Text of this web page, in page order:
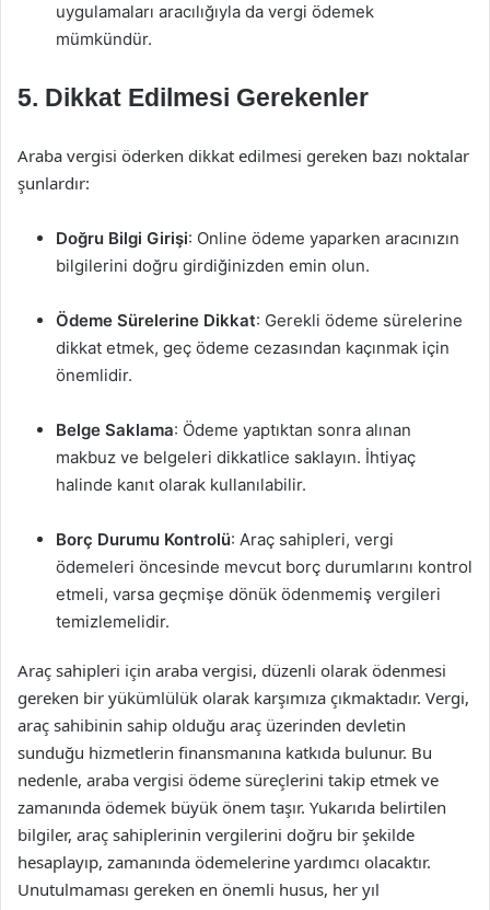
uygulamaları aracılığıyla da vergi ödemek
mümkündür.
5. Dikkat Edilmesi Gerekenler
Araba vergisi öderken dikkat edilmesi gereken bazı noktalar
şunlardır:
Doğru Bilgi Girişi: Online ödeme yaparken aracınızın
bilgilerini doğru girdiğinizden emin olun.
Ödeme Sürelerine Dikkat: Gerekli ödeme sürelerine
dikkat etmek, geç ödeme cezasından kaçınmak için
önemlidir.
Belge Saklama: Ödeme yaptıktan sonra alınan
makbuz ve belgeleri dikkatlice saklayın. İhtiyaç
halinde kanıt olarak kullanılabilir.
Borç Durumu Kontrolü: Araç sahipleri, vergi
ödemeleri öncesinde mevcut borç durumlarını kontrol
etmeli, varsa geçmişe dönük ödenmemiş vergileri
temizlemelidir.
Araç sahipleri için araba vergisi, düzenli olarak ödenmesi
gereken bir yükümlülük olarak karşımıza çıkmaktadır. Vergi,
araç sahibinin sahip olduğu araç üzerinden devletin
sunduğu hizmetlerin finansmanına katkıda bulunur. Bu
nedenle, araba vergisi ödeme süreçlerini takip etmek ve
zamanında ödemek büyük önem taşır. Yukarıda belirtilen
bilgiler, araç sahiplerinin vergilerini doğru bir şekilde
hesaplayıp, zamanında ödemelerine yardımcı olacaktır.
Unutulmaması gereken en önemli husus, her yıl